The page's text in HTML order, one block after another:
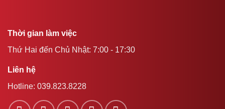
Thời gian làm việc
Thứ Hai đến Chủ Nhật: 7:00 - 17:30
Liên hệ
Hotline: 039.823.8228